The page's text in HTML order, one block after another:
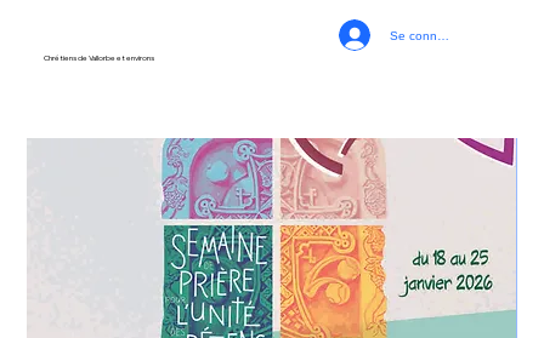
Chrétiens de Vallorbe et environs
Se connecter